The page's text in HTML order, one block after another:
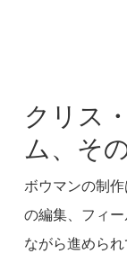
クリス
ム、そ
ボウマンの制
の編集、フィ
ながら進めら